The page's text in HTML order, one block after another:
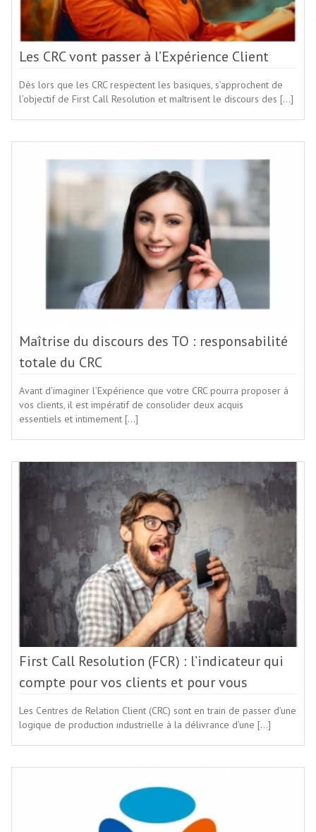
Les CRC vont passer à l’Expérience Client
Dès lors que les CRC respectent les basiques, s’approchent de
l’objectif de First Call Resolution et maîtrisent le discours des […]
Maîtrise du discours des TO : responsabilité
totale du CRC
Avant d’imaginer l’Expérience que votre CRC pourra proposer à
vos clients, il est impératif de consolider deux acquis
essentiels et intimement […]
First Call Resolution (FCR) : l’indicateur qui
compte pour vos clients et pour vous
Les Centres de Relation Client (CRC) sont en train de passer d’une
logique de production industrielle à la délivrance d’une […]